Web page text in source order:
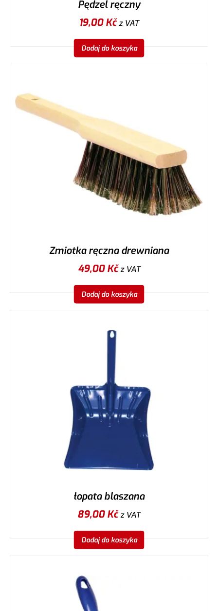
Pędzel ręczny
19,00Kčz VAT
Dodaj do koszyka
Zmiotka ręczna drewniana
49,00Kčz VAT
Dodaj do koszyka
łopata blaszana
89,00Kčz VAT
Dodaj do koszyka